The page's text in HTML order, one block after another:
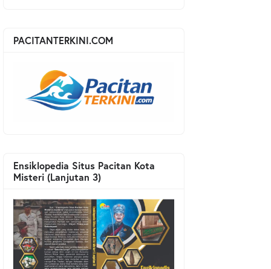
PACITANTERKINI.COM
Ensiklopedia Situs Pacitan Kota
Misteri (Lanjutan 3)